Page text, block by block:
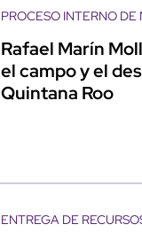
PROCESO INTERNO DE
Rafael Marín
el campo y el
Quintana Roo
ENTREGA DE